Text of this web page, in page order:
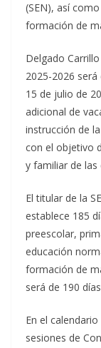
(SEN), así
formación de
Delgado
2025-2026
15 de julio de
adicional de
instrucción de
con el objetivo
y familiar de
El titular de la
establece 185
preescolar,
educación
formación de
será de 190
En el
sesiones de